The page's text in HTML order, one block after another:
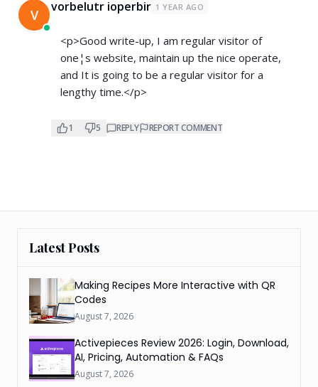
V vorbelutr ioperbir 1 YEAR AGO
<p>Good write-up, I am regular visitor of
one¦s website, maintain up the nice operate,
and It is going to be a regular visitor for a
lengthy time.</p>
1 5 REPLY REPORT COMMENT
Latest Posts
Making Recipes More Interactive with QR
Codes
August 7, 2026
Activepieces Review 2026: Login, Download,
AI, Pricing, Automation & FAQs
August 7, 2026